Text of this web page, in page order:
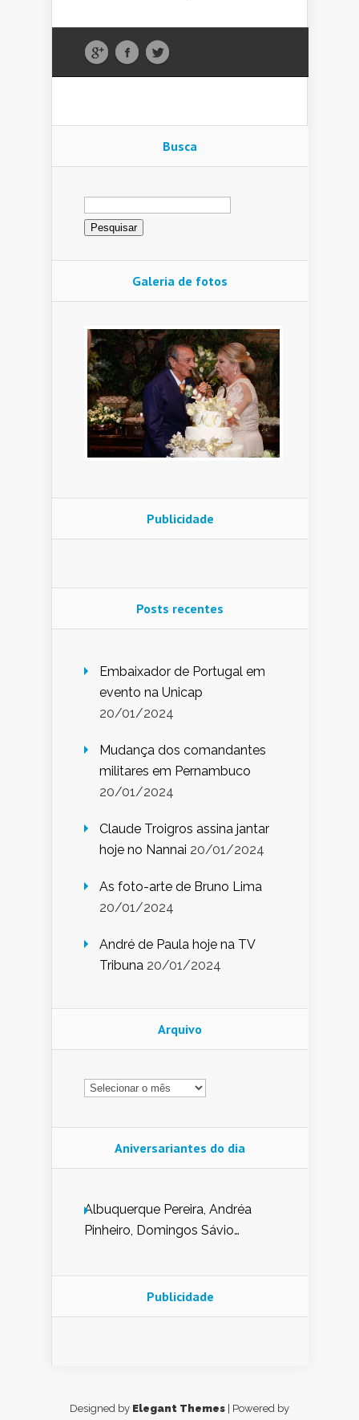
Busca
Pesquisar
por:
Galeria de fotos
Publicidade
Posts recentes
Embaixador de Portugal em
evento na Unicap
20/01/2024
Mudança dos comandantes
militares em Pernambuco
20/01/2024
Claude Troigros assina jantar
hoje no Nannai 20/01/2024
As foto-arte de Bruno Lima
20/01/2024
André de Paula hoje na TV
Tribuna 20/01/2024
Arquivo
Arquivo
Aniversariantes do dia
Albuquerque Pereira, Andréa
Pinheiro, Domingos Sávio
Nunes de Sena, Fátima Peixoto,
Glória Pereira, Kátia Mesel,
Publicidade
Designed by Elegant Themes | Powered by